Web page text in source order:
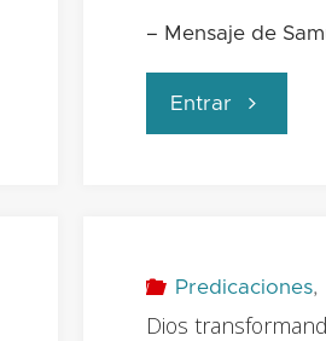
– Mensaje de
Entrar "El
Predicaciones,
Dios